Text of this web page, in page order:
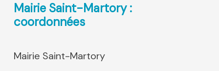
Mairie Saint-Martory :
coordonnées
Mairie Saint-Martory